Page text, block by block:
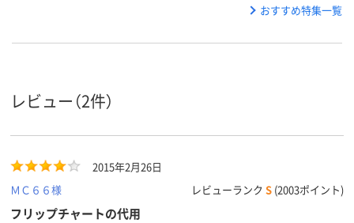
おすすめ特集一覧
レビュー（2件）
2015年2月26日
ＭＣ６６様
レビューランク S (2003ポイント)
フリップチャートの代用